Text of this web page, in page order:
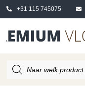
+31 115 745075
zoeken